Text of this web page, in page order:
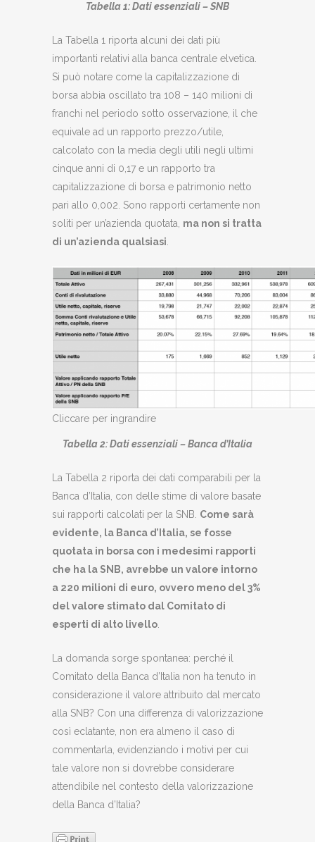
Tabella 1: Dati essenziali – SNB
La Tabella 1 riporta alcuni dei dati più
importanti relativi alla banca centrale elvetica.
Si può notare come la capitalizzazione di
borsa abbia oscillato tra 108 – 140 milioni di
franchi nel periodo sotto osservazione, il che
equivale ad un rapporto prezzo/utile,
calcolato con la media degli utili negli ultimi
cinque anni di 0,17 e un rapporto tra
capitalizzazione di borsa e patrimonio netto
pari allo 0,002. Sono rapporti certamente non
soliti per un’azienda quotata, ma non si tratta
di un’azienda qualsiasi
Cliccare per ingrandire
Tabella 2: Dati essenziali – Banca d’Italia
La Tabella 2 riporta dei dati comparabili per la
Banca d’Italia, con delle stime di valore basate
sui rapporti calcolati per la SNB. Come sarà
evidente, la Banca d’Italia, se fosse
quotata in borsa con i medesimi rapporti
che ha la SNB, avrebbe un valore intorno
a 220 milioni di euro, ovvero meno del 3%
del valore stimato dal Comitato di
esperti di alto livello
La domanda sorge spontanea: perché il
Comitato della Banca d’Italia non ha tenuto in
considerazione il valore attribuito dal mercato
alla SNB? Con una differenza di valorizzazione
così eclatante, non era almeno il caso di
commentarla, evidenziando i motivi per cui
tale valore non si dovrebbe considerare
attendibile nel contesto della valorizzazione
della Banca d’Italia?